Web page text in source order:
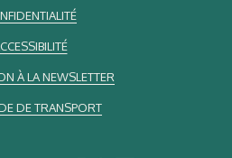
À LA NEWSLETTER
DE TRANSPORT